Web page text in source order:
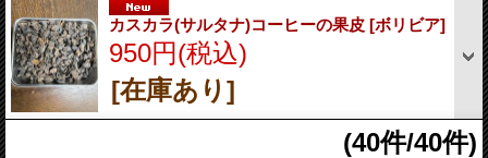
カスカラ(サルタナ)コーヒーの果皮 [ボリビア]
950円(税込)
[在庫あり]
(40件/40件)